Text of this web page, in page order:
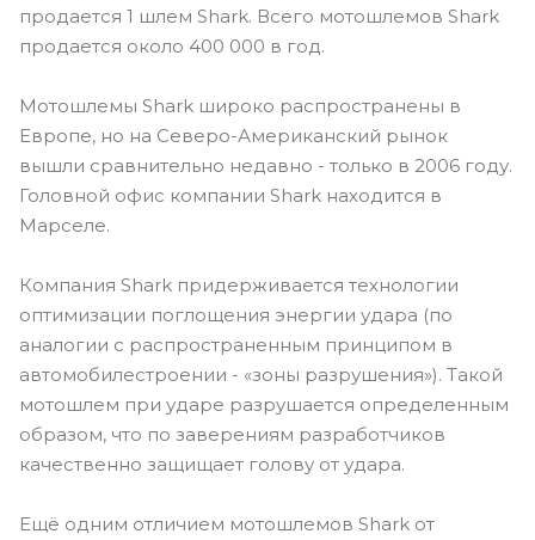
продается 1 шлем Shark. Всего мотошлемов Shark
продается около 400 000 в год.
Мотошлемы Shark широко распространены в
Европе, но на Северо-Американский рынок
вышли сравнительно недавно - только в 2006 году.
Головной офис компании Shark находится в
Марселе.
Компания Shark придерживается технологии
оптимизации поглощения энергии удара (по
аналогии с распространенным принципом в
автомобилестроении - «зоны разрушения»). Такой
мотошлем при ударе разрушается определенным
образом, что по заверениям разработчиков
качественно защищает голову от удара.
Ещё одним отличием мотошлемов Shark от